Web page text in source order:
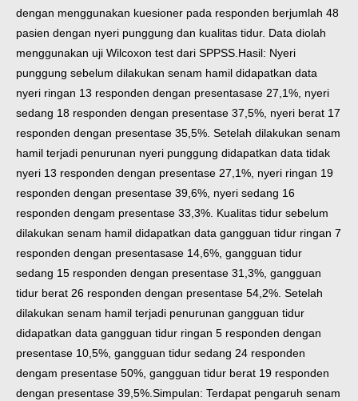
dengan menggunakan kuesioner pada responden berjumlah 48
pasien dengan nyeri punggung dan kualitas tidur. Data diolah
menggunakan uji Wilcoxon test dari SPPSS. Hasil: Nyeri
punggung sebelum dilakukan senam hamil didapatkan data
nyeri ringan 13 responden dengan presentasase 27,1%, nyeri
sedang 18 responden dengan presentase 37,5%, nyeri berat 17
responden dengan presentase 35,5%. Setelah dilakukan senam
hamil terjadi penurunan nyeri punggung didapatkan data tidak
nyeri 13 responden dengan presentase 27,1%, nyeri ringan 19
responden dengan presentase 39,6%, nyeri sedang 16
responden dengam presentase 33,3%. Kualitas tidur sebelum
dilakukan senam hamil didapatkan data gangguan tidur ringan 7
responden dengan presentasase 14,6%, gangguan tidur
sedang 15 responden dengan presentase 31,3%, gangguan
tidur berat 26 responden dengan presentase 54,2%. Setelah
dilakukan senam hamil terjadi penurunan gangguan tidur
didapatkan data gangguan tidur ringan 5 responden dengan
presentase 10,5%, gangguan tidur sedang 24 responden
dengam presentase 50%, gangguan tidur berat 19 responden
dengan presentase 39,5%. Simpulan: Terdapat pengaruh senam